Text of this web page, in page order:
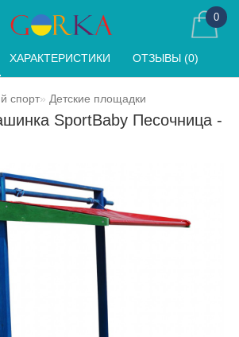
0
спорт Детские площадки
SportBaby Песочница -
ХАРАКТЕРИСТИКИ ОТЗЫВЫ (0)